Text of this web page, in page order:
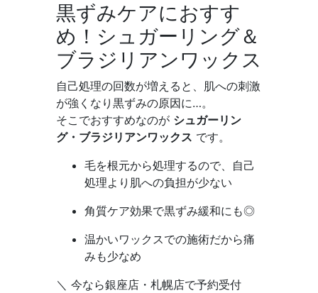
黒ずみケアにおすす
め！シュガーリング＆
ブラジリアンワックス
自己処理の回数が増えると、肌への刺激
が強くなり黒ずみの原因に…。
そこでおすすめなのが シュガーリン
グ・ブラジリアンワックス です。
毛を根元から処理するので、自己
処理より肌への負担が少ない
角質ケア効果で黒ずみ緩和にも◎
温かいワックスでの施術だから痛
みも少なめ
＼ 今なら銀座店・札幌店で予約受付